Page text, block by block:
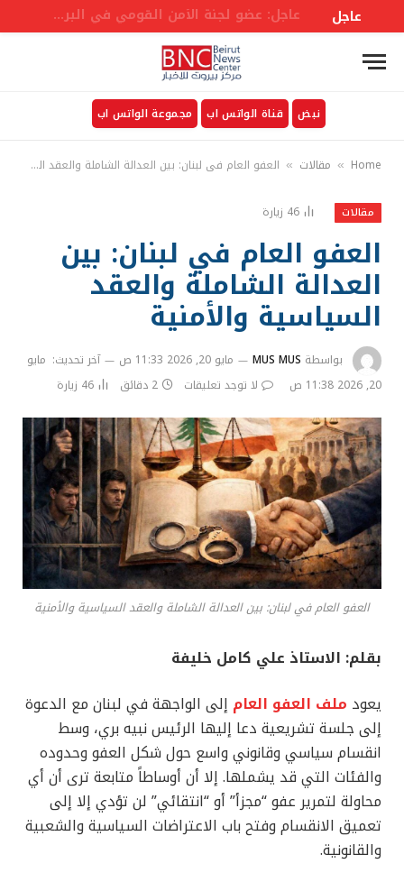
عاجل عاجل: قصف مدفعي إسرائيلي على بلدة المنصوري في الجنوب اللبناني
نبض قناة الواتس اب مجموعة الواتس اب
Home
» مقالات » العفو العام في لبنان: بين العدالة الشاملة والعقد السياسية والأمنية
مقالات 46 زيارة
العفو العام في لبنان: بين
العدالة الشاملة والعقد
السياسية والأمنية
بواسطة MUS MUS مايو 20, 2026 11:33 ص آخر تحديث: مايو
20, 2026 11:38 ص
لا توجد تعليقات 2 دقائق 46 زيارة
العفو العام في لبنان: بين العدالة الشاملة والعقد السياسية والأمنية
بقلم: الاستاذ علي كامل خليفة
يعود ملف العفو العام إلى الواجهة في لبنان مع الدعوة
إلى جلسة تشريعية دعا إليها الرئيس نبيه بري، وسط
انقسام سياسي وقانوني واسع حول شكل العفو وحدوده
والفئات التي قد يشملها. إلا أن أوساطاً متابعة ترى أن أي
محاولة لتمرير عفو “مجزأ” أو “انتقائي” لن تؤدي إلا إلى
تعميق الانقسام وفتح باب الاعتراضات السياسية والشعبية
والقانونية.